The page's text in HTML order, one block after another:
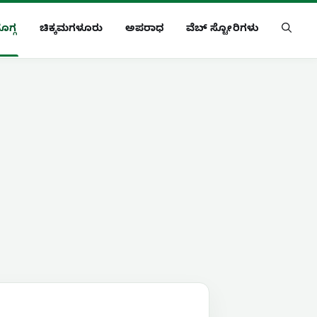
ಚಿಕ್ಕಮಗಳೂರು ಅಪರಾಧ ವೆಬ್ ಸ್ಟೋರಿಗಳು